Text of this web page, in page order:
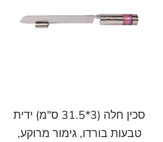
הוסף לעגלה
סכין חלה (3*31.5 ס"מ) ידית
טבעות בורדו, גימור מרוקע,